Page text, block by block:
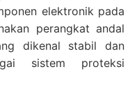
elektronik pada
perangkat andal
dikenal stabil dan
sistem proteksi